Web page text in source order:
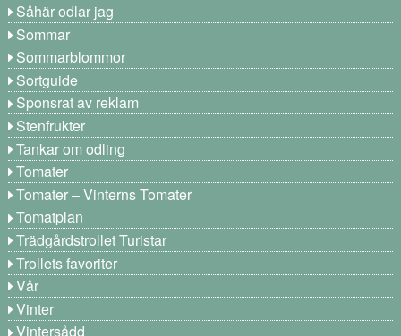
Såhär odlar jag
Sommar
Sommarblommor
Sortguide
Sponsrat av reklam
Stenfrukter
Tankar om odling
Tomater
Tomater – Vinterns Tomater
Tomatplan
Trädgårdstrollet Turistar
Trollets favoriter
Vår
Vinter
Vintersådd